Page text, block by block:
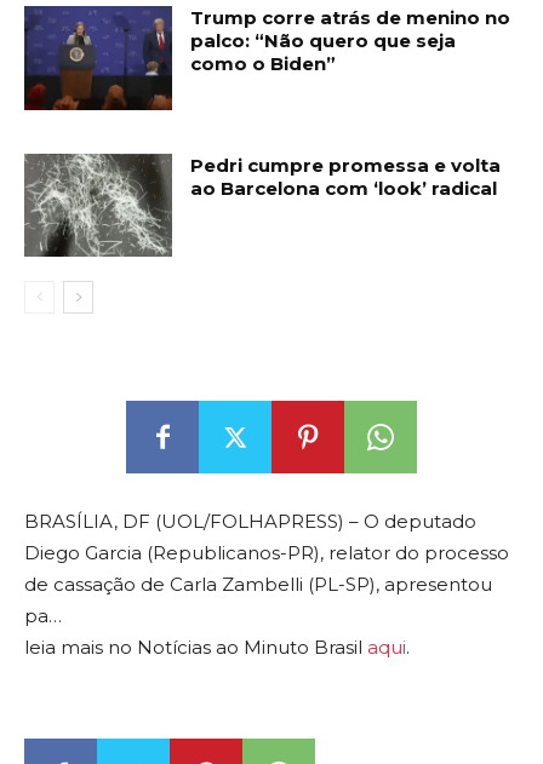
Trump corre atrás de menino no
palco: “Não quero que seja
como o Biden”
Pedri cumpre promessa e volta
ao Barcelona com ‘look’ radical
BRASÍLIA, DF (UOL/FOLHAPRESS) – O deputado
Diego Garcia (Republicanos-PR), relator do processo
de cassação de Carla Zambelli (PL-SP), apresentou
pa…
leia mais no Notícias ao Minuto Brasil aqui.